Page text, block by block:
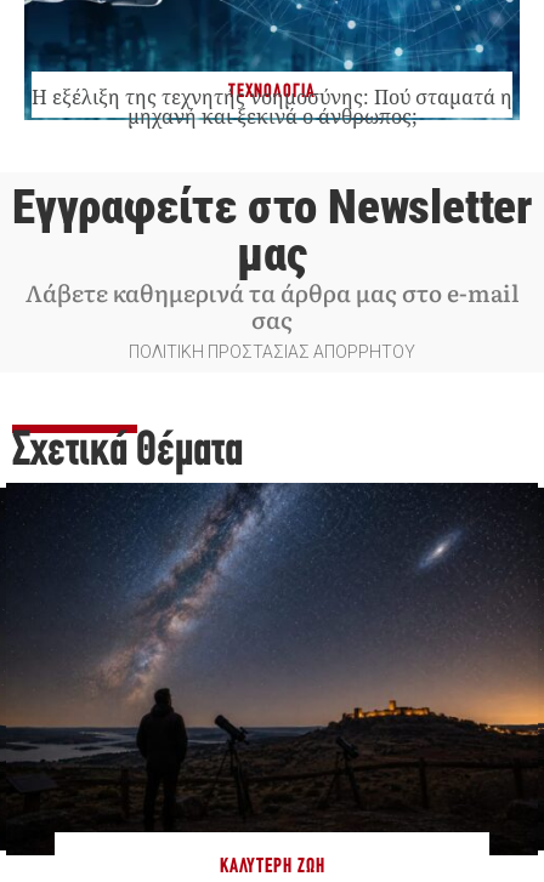
ΤΕΧΝΟΛΟΓΙΑ
Η εξέλιξη της τεχνητής νοημοσύνης: Πού σταματά η
μηχανή και ξεκινά ο άνθρωπος;
Εγγραφείτε στο Newsletter
μας
Λάβετε καθημερινά τα άρθρα μας στο e-mail
σας
ΠΟΛΙΤΙΚΗ ΠΡΟΣΤΑΣΙΑΣ ΑΠΟΡΡΗΤΟΥ
Σχετικά Θέματα
ΚΑΛΎΤΕΡΗ ΖΩΉ